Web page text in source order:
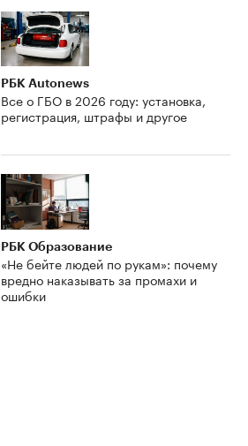
РБК Autonews
Все о ГБО в 2026 году: установка,
регистрация, штрафы и другое
РБК Образование
«Не бейте людей по рукам»: почему
вредно наказывать за промахи и
ошибки